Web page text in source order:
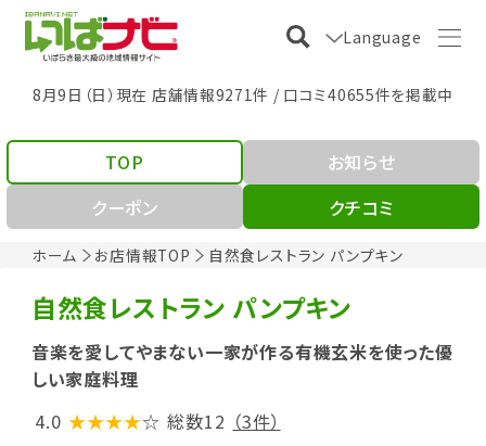
Language
8月9日（日）現在 店舗情報9271件 / 口コミ40655件を掲載中
ホーム お店情報TOP 自然食レストラン パンプキン
TOP
お知らせ
クーポン
クチコミ
自然食レストラン パンプキン
音楽を愛してやまない一家が作る有機玄米を使った優
しい家庭料理
4.0 ★★★★☆ 総数12 （3件）